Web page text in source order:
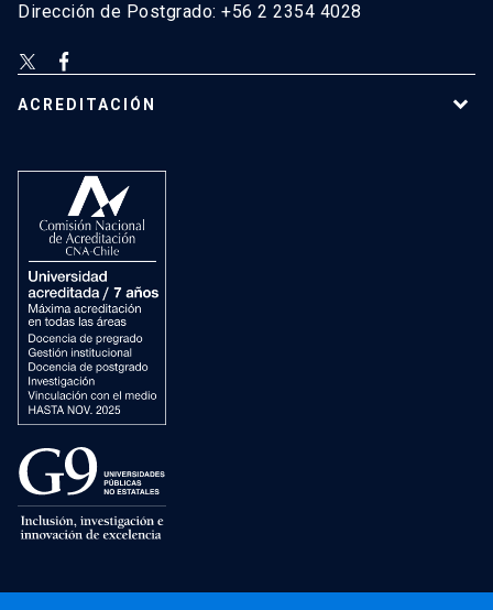
Dirección de Postgrado: +56 2 2354 4028
ACREDITACIÓN